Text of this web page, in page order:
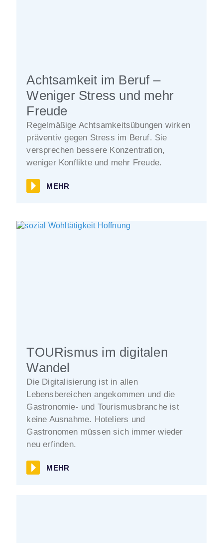
Achtsamkeit im Beruf –
Weniger Stress und mehr
Freude
Regelmäßige Achtsamkeitsübungen wirken
präventiv gegen Stress im Beruf. Sie
versprechen bessere Konzentration,
weniger Konflikte und mehr Freude.
MEHR
TOURismus im digitalen
Wandel
Die Digitalisierung ist in allen
Lebensbereichen angekommen und die
Gastronomie- und Tourismusbranche ist
keine Ausnahme. Hoteliers und
Gastronomen müssen sich immer wieder
neu erfinden.
MEHR